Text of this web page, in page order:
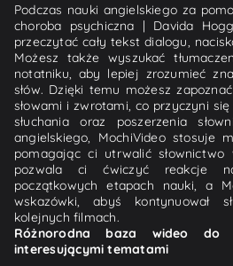
Podczas nauki angielskiego za
choroba psychiczna | Davida
przeczytać cały tekst dialogu,
Możesz także wyszukać
notatniku, aby lepiej zrozumieć
słów. Dzięki temu możesz
słowami i zwrotami, co przyczyni
słuchania oraz poszerzenia
angielskiego, MochiVideo stosuje
pomagając ci utrwalić
pozwala ci ćwiczyć reakcje
początkowych etapach nauki, a
wskazówki, abyś kontynuował
kolejnych filmach.
Różnorodna baza wideo do
interesującymi tematami